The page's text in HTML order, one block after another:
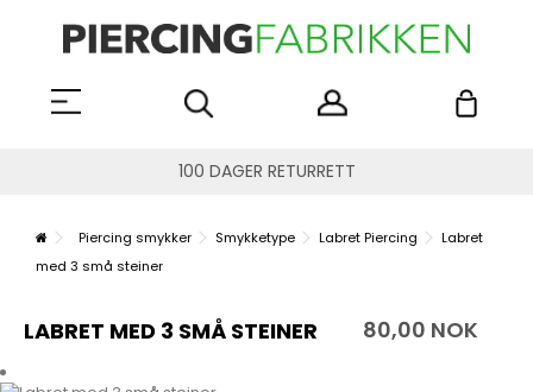
100 DAGER RETURRETT
Piercing smykker Smykketype Labret Piercing
Labret
med 3 små steiner
LABRET MED 3 SMÅ STEINER 80,00 NOK